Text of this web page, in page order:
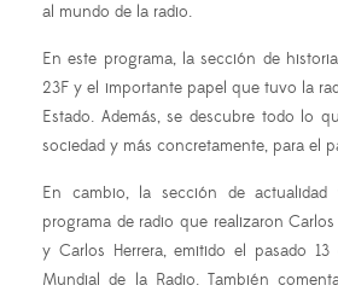
al mundo de la radio.
En este programa, la sección de
23F y el importante papel que tuvo la
Estado. Además, se descubre todo lo
sociedad y más concretamente, para el
En cambio, la sección de
programa de radio que realizaron
y Carlos Herrera, emitido el pasado
Mundial de la Radio. También